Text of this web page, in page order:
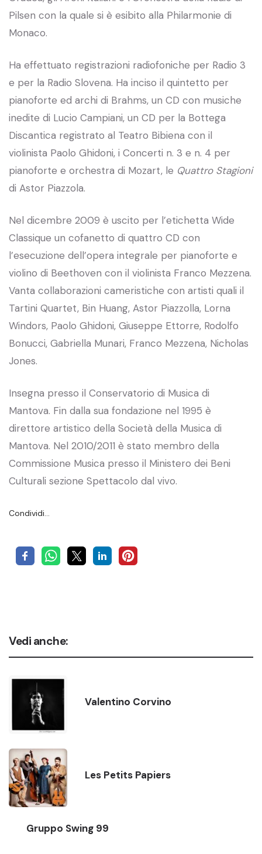
Pilsen con la quale si è esibito alla Philarmonie di
Monaco.
Ha effettuato registrazioni radiofoniche per Radio 3
e per la Radio Slovena. Ha inciso il quintetto per
pianoforte ed archi di Brahms, un CD con musiche
inedite di Lucio Campiani, un CD per la Bottega
Discantica registrato al Teatro Bibiena con il
violinista Paolo Ghidoni, i Concerti n. 3 e n. 4 per
pianoforte e orchestra di Mozart, le Quattro Stagioni
di Astor Piazzola.
Nel dicembre 2009 è uscito per l’etichetta Wide
Classique un cofanetto di quattro CD con
l’esecuzione dell’opera integrale per pianoforte e
violino di Beethoven con il violinista Franco Mezzena.
Vanta collaborazioni cameristiche con artisti quali il
Tartini Quartet, Bin Huang, Astor Piazzolla, Lorna
Windors, Paolo Ghidoni, Giuseppe Ettorre, Rodolfo
Bonucci, Gabriella Munari, Franco Mezzena, Nicholas
Jones.
Insegna presso il Conservatorio di Musica di
Mantova. Fin dalla sua fondazione nel 1995 è
direttore artistico della Società della Musica di
Mantova. Nel 2010/2011 è stato membro della
Commissione Musica presso il Ministero dei Beni
Culturali sezione Spettacolo dal vivo.
Condividi…
Vedi anche:
Valentino Corvino
Les Petits Papiers
Gruppo Swing 99